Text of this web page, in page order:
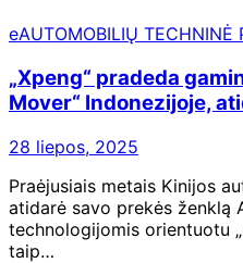
eAUTOMOBILIŲ TECHNINĖ
„Xpeng“ pradeda
Mover“ Indonezijoje,
28 liepos, 2025
Praėjusiais metais Kinijos
atidarė savo prekės ženklą
technologijomis orientuotu
taip…